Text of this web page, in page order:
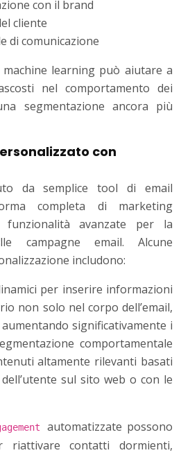
con il brand
cliente
di comunicazione
machine learning può aiutare a
nel comportamento dei
segmentazione ancora più
con
da semplice tool di email
completa di marketing
funzionalità avanzate per la
campagne email. Alcune
includono:
per inserire informazioni
non solo nel corpo dell’email,
significativamente i
comportamentale
altamente rilevanti basati
sul sito web o con le
automatizzate possono
riattivare contatti dormienti,